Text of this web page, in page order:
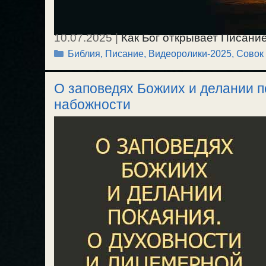
10.07.2025|Как Бог открывает
Писанию. Совки извратили всю
коммунизма. / 6.07.2025.
Рубрики
Библия, Писание, Видеоролики-2025, Совок
О заповедях Божиих и делании
набожности